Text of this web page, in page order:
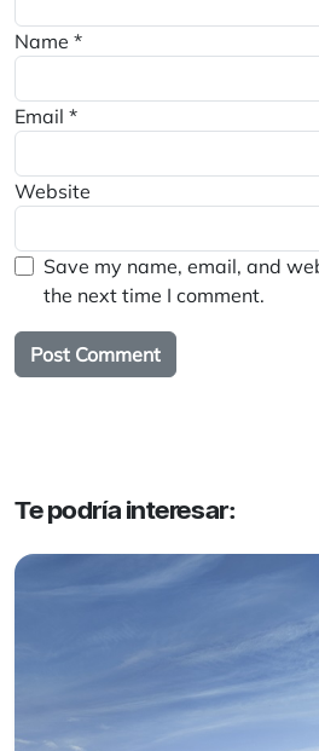
Name *
Email *
Website
Save my name, email, and
the next time I comment.
Te podría interesar: